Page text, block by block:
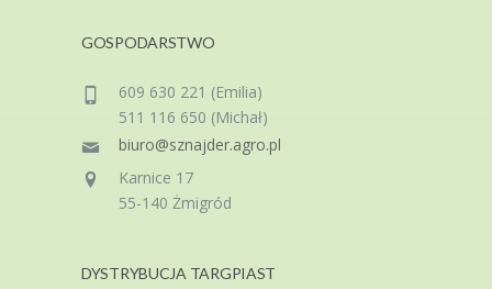
GOSPODARSTWO
609 630 221 (Emilia)
511 116 650 (Michał)
biuro@sznajder.agro.pl
Karnice 17
55-140 Żmigród
DYSTRYBUCJA TARGPIAST